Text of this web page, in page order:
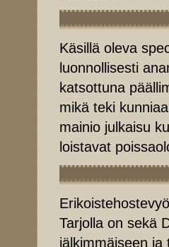
Käsillä oleva
luonnollisesti
katsottuna
mikä teki
mainio julkaisu
loistavat
Tarjolla on sekä
jälkimmäiseen